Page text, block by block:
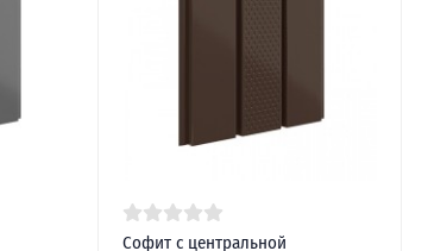
Софит с центральной